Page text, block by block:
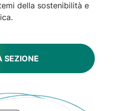
della sostenibilità e
SEZIONE